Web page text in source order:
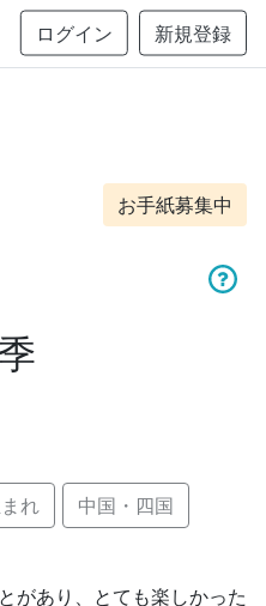
ログイン 新規登録
お手紙募集中
れ 中国・四国
があり、とても楽しかった